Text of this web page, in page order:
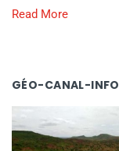
Read More
GÉO-CANAL-INFO